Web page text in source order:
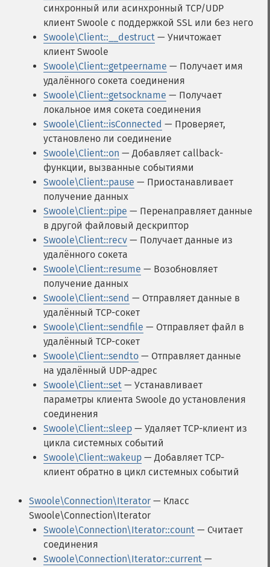
синхронный или асинхронный TCP/UDP
клиент Swoole с поддержкой SSL или без него
Swoole\Client::__destruct — Уничтожает
клиент Swoole
Swoole\Client::getpeername — Получает имя
удалённого сокета соединения
Swoole\Client::getsockname — Получает
локальное имя сокета соединения
Swoole\Client::isConnected — Проверяет,
установлено ли соединение
Swoole\Client::on — Добавляет callback-
функции, вызванные событиями
Swoole\Client::pause — Приостанавливает
получение данных
Swoole\Client::pipe — Перенаправляет данные
в другой файловый дескриптор
Swoole\Client::recv — Получает данные из
удалённого сокета
Swoole\Client::resume — Возобновляет
получение данных
Swoole\Client::send — Отправляет данные в
удалённый TCP-сокет
Swoole\Client::sendfile — Отправляет файл в
удалённый TCP-сокет
Swoole\Client::sendto — Отправляет данные
на удалённый UDP-адрес
Swoole\Client::set — Устанавливает
параметры клиента Swoole до установления
соединения
Swoole\Client::sleep — Удаляет TCP-клиент из
цикла системных событий
Swoole\Client::wakeup — Добавляет TCP-
клиент обратно в цикл системных событий
Swoole\Connection\Iterator — Класс
Swoole\Connection\Iterator
Swoole\Connection\Iterator::count — Считает
соединения
Swoole\Connection\Iterator::current —